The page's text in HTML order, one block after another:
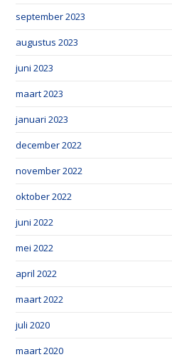
september 2023
augustus 2023
juni 2023
maart 2023
januari 2023
december 2022
november 2022
oktober 2022
juni 2022
mei 2022
april 2022
maart 2022
juli 2020
maart 2020